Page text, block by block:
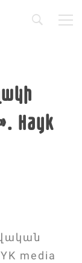
Hayk
media